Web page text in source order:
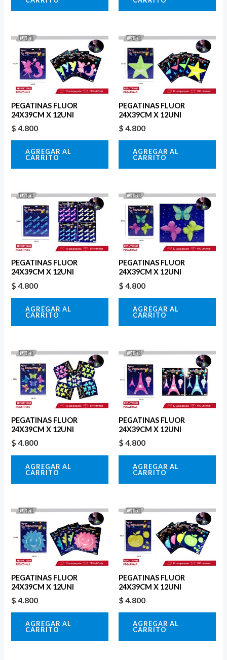
PEGATINAS FLUOR
24X39CM X 12UNI
$ 4.800
AGREGAR AL
CARRITO
PEGATINAS FLUOR
24X39CM X 12UNI
$ 4.800
AGREGAR AL
CARRITO
PEGATINAS FLUOR
24X39CM X 12UNI
$ 4.800
AGREGAR AL
CARRITO
PEGATINAS FLUOR
24X39CM X 12UNI
$ 4.800
AGREGAR AL
CARRITO
PEGATINAS FLUOR
24X39CM X 12UNI
$ 4.800
AGREGAR AL
CARRITO
PEGATINAS FLUOR
24X39CM X 12UNI
$ 4.800
AGREGAR AL
CARRITO
PEGATINAS FLUOR
24X39CM X 12UNI
$ 4.800
AGREGAR AL
CARRITO
PEGATINAS FLUOR
24X39CM X 12UNI
$ 4.800
AGREGAR AL
CARRITO